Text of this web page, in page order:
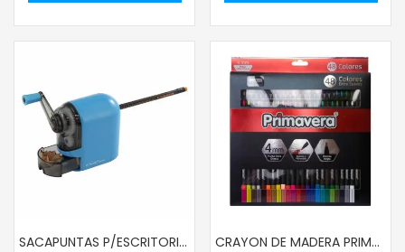
SACAPUNTAS P/ESCRITORIO Y-PLUS ASX1802
CRAYON DE MADERA PRIMAVERA 48COL 03379 NEGRO (48)